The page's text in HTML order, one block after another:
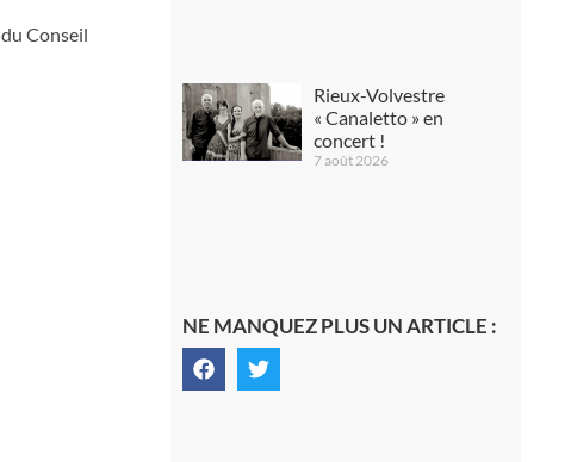
Conseil
Rieux-Volvestre
« Canaletto » en
concert !
7 août 2026
NE MANQUEZ PLUS UN ARTICLE :